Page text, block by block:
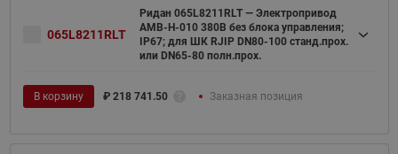
065L8211RLT
Ридан 065L8211RLT — Электропривод
AMB-H-010 380В без блока управления;
IP67; для ШК RJIP DN80-100 станд.прох.
или DN65-80 полн.прох.
В корзину ₽ 218 741.50 Заказная позиция